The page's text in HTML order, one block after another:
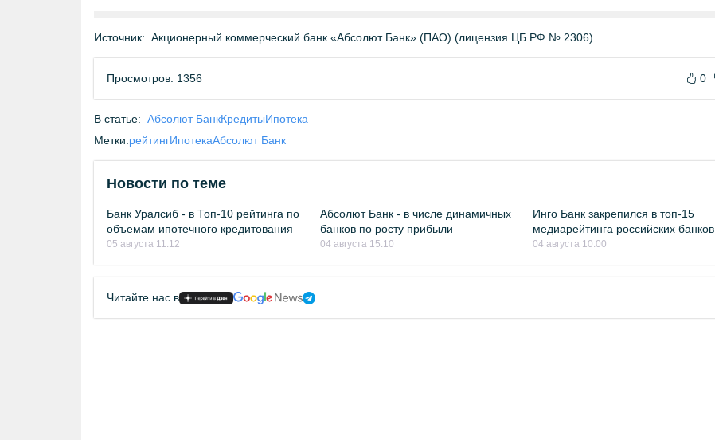
Источник: Акционерный коммерческий банк «Абсолют Банк» (ПАО) (лицензия ЦБ РФ № 2306)
Просмотров: 1356 0
В статье: Абсолют БанкКредитыИпотека
Метки:рейтингИпотекаАбсолют Банк
Новости по теме
Банк Уралсиб - в Топ-10 рейтинга по
объемам ипотечного кредитования
05 августа 11:12
Абсолют Банк - в числе динамичных
банков по росту прибыли
04 августа 15:10
Инго Банк закрепился в топ-15
медиарейтинга российских банков
04 августа 10:00
Читайте нас в